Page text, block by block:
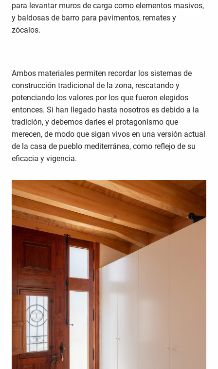
para levantar muros de carga como elementos masivos,
y baldosas de barro para pavimentos, remates y
zócalos.
Ambos materiales permiten recordar los sistemas de
construcción tradicional de la zona, rescatando y
potenciando los valores por los que fueron elegidos
entonces. Si han llegado hasta nosotros es debido a la
tradición, y debemos darles el protagonismo que
merecen, de modo que sigan vivos en una versión actual
de la casa de pueblo mediterránea, como reflejo de su
eficacia y vigencia.